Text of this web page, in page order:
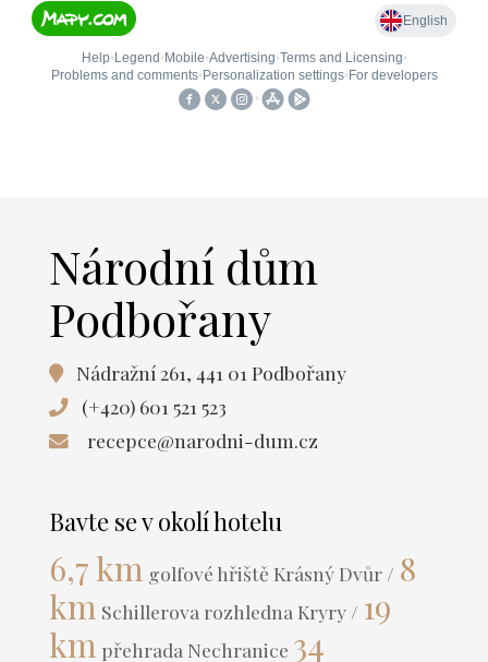
Národní dům
Podbořany
Nádražní 261, 441 01 Podbořany
(+420) 601 521 523
recepce@narodni-dum.cz
Bavte se v okolí hotelu
6,7 km golfové hřiště Krásný Dvůr / 8
km Schillerova rozhledna Kryry / 19
km přehrada Nechranice 34